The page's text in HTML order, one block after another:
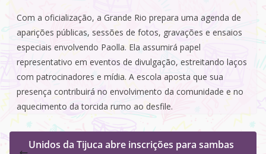
Com a oficialização, a Grande Rio prepara uma agenda de
aparições públicas, sessões de fotos, gravações e ensaios
especiais envolvendo Paolla. Ela assumirá papel
representativo em eventos de divulgação, estreitando laços
com patrocinadores e mídia. A escola aposta que sua
presença contribuirá no envolvimento da comunidade e no
aquecimento da torcida rumo ao desfile.
Unidos da Tijuca abre inscrições para sambas